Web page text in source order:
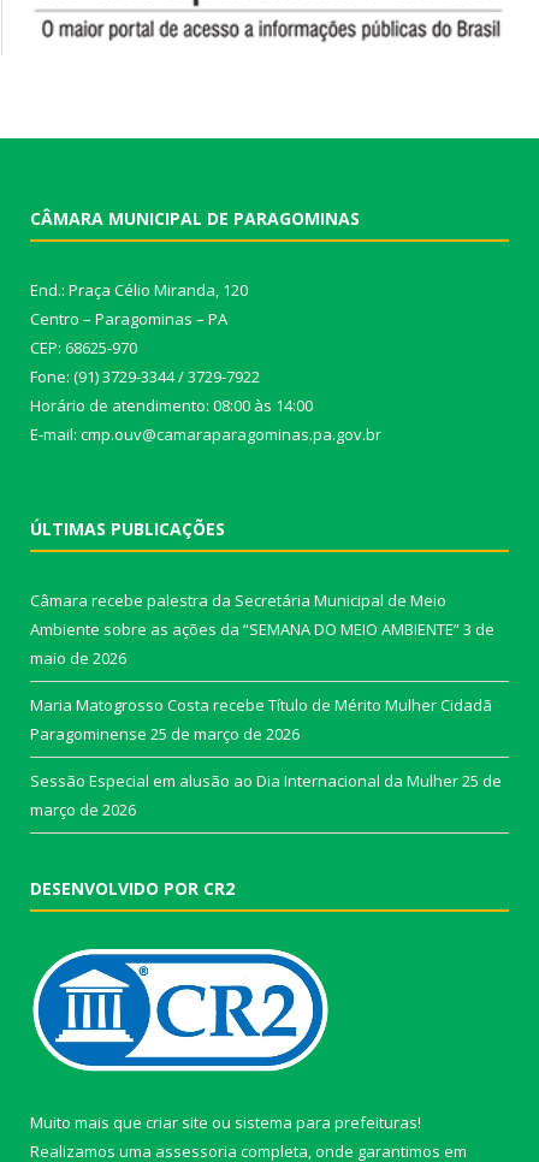
CÂMARA MUNICIPAL DE PARAGOMINAS
End.: Praça Célio Miranda, 120
Centro – Paragominas – PA
CEP: 68625-970
Fone: (91) 3729-3344 / 3729-7922
Horário de atendimento: 08:00 às 14:00
E-mail: cmp.ouv@camaraparagominas.pa.gov.br
ÚLTIMAS PUBLICAÇÕES
Câmara recebe palestra da Secretária Municipal de Meio
Ambiente sobre as ações da “SEMANA DO MEIO AMBIENTE”3 de
maio de 2026
Maria Matogrosso Costa recebe Título de Mérito Mulher Cidadã
Paragominense 25 de março de 2026
Sessão Especial em alusão ao Dia Internacional da Mulher25 de
março de 2026
DESENVOLVIDO POR CR2
Muito mais que criar site ou sistema para prefeituras!
Realizamos uma assessoria completa, onde garantimos em